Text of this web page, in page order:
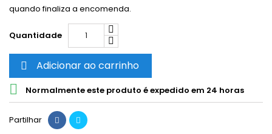
quando finaliza a encomenda.
Quantidade
 Adicionar ao carrinho
 Normalmente este produto é expedido em 24 horas
Partilhar